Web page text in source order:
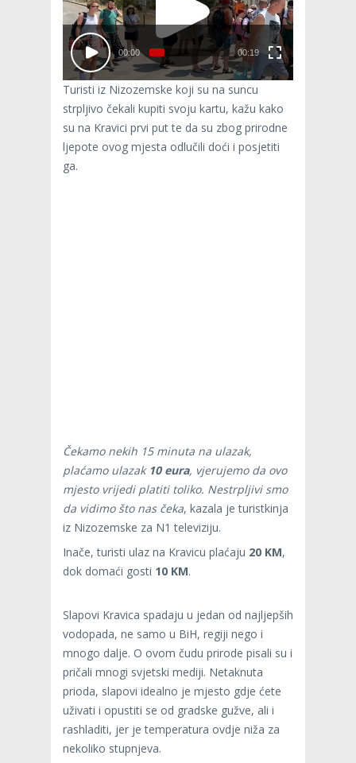
00:00 00:19
Turisti iz Nizozemske koji su na suncu
strpljivo čekali kupiti svoju kartu, kažu kako
su na Kravici prvi put te da su zbog prirodne
ljepote ovog mjesta odlučili doći i posjetiti
ga.
Čekamo nekih 15 minuta na ulazak,
plaćamo ulazak 10 eura, vjerujemo da ovo
mjesto vrijedi platiti toliko. Nestrpljivi smo
da vidimo što nas čeka, kazala je turistkinja
iz Nizozemske za N1 televiziju.
Inače, turisti ulaz na Kravicu plaćaju 20 KM,
dok domaći gosti 10 KM.
Slapovi Kravica spadaju u jedan od najljepših
vodopada, ne samo u BiH, regiji nego i
mnogo dalje. O ovom čudu prirode pisali su i
pričali mnogi svjetski mediji. Netaknuta
prioda, slapovi idealno je mjesto gdje ćete
uživati i opustiti se od gradske gužve, ali i
rashladiti, jer je temperatura ovdje niža za
nekoliko stupnjeva.